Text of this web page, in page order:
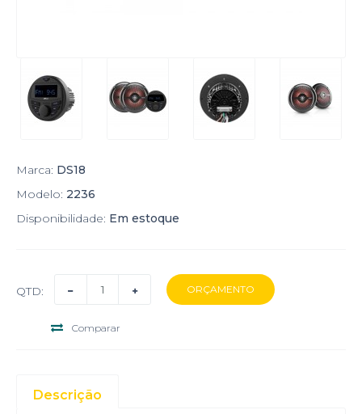
Marca: DS18
Modelo: 2236
Disponibilidade: Em estoque
QTD:
Comparar
Descrição